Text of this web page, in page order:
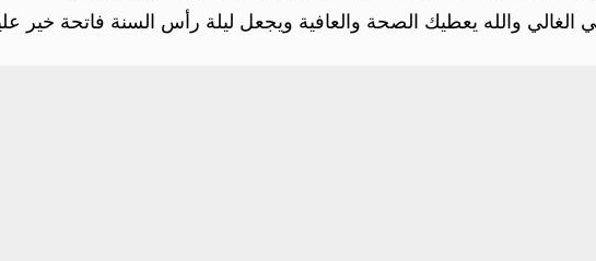
والله يعطيك الصحة والعافية ويجعل ليلة رأس السنة فاتحة